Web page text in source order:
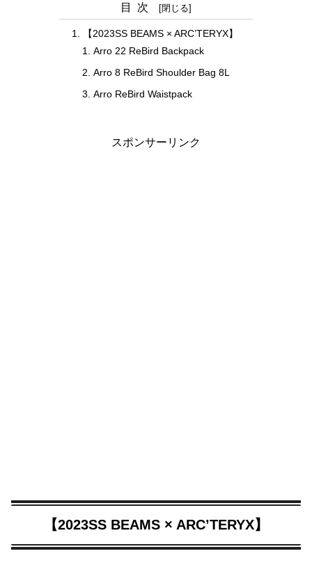
目次
【2023SS BEAMS × ARC’TERYX】
Arro 22 ReBird Backpack
Arro 8 ReBird Shoulder Bag 8L
Arro ReBird Waistpack
スポンサーリンク
【2023SS BEAMS × ARC’TERYX】